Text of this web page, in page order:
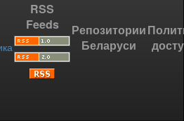
RSS
Feeds
Репозитории
Беларуси